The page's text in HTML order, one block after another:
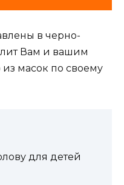
в черно-
Вам и вашим
масок по своему
для детей